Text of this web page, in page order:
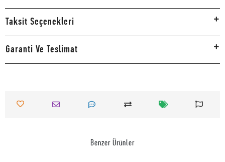
Taksit Seçenekleri
Garanti Ve Teslimat
Benzer Ürünler